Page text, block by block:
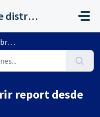
Servicios al canal de distribución de AHORA
report desde